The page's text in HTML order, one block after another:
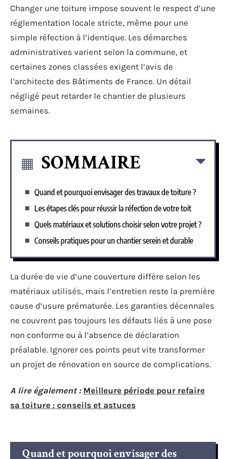
Changer une toiture impose souvent le respect d’une
réglementation locale stricte, même pour une
simple réfection à l’identique. Les démarches
administratives varient selon la commune, et
certaines zones classées exigent l’avis de
l’architecte des Bâtiments de France. Un détail
négligé peut retarder le chantier de plusieurs
semaines.
SOMMAIRE
Quand et pourquoi envisager des travaux de toiture ?
Les étapes clés pour réussir la réfection de votre toit
Quels matériaux et solutions choisir selon votre projet ?
Conseils pratiques pour un chantier serein et durable
La durée de vie d’une couverture diffère selon les
matériaux utilisés, mais l’entretien reste la première
cause d’usure prématurée. Les garanties décennales
ne couvrent pas toujours les défauts liés à une pose
non conforme ou à l’absence de déclaration
préalable. Ignorer ces points peut vite transformer
un projet de rénovation en source de complications.
A lire également : Meilleure période pour refaire
sa toiture : conseils et astuces
Quand et pourquoi envisager des